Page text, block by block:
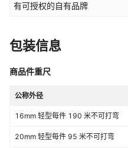
有可授权的自有品牌
包装信息
商品件重尺
公称外径
16mm 轻型每件 190 米不可打弯
20mm 轻型每件 95 米不可打弯